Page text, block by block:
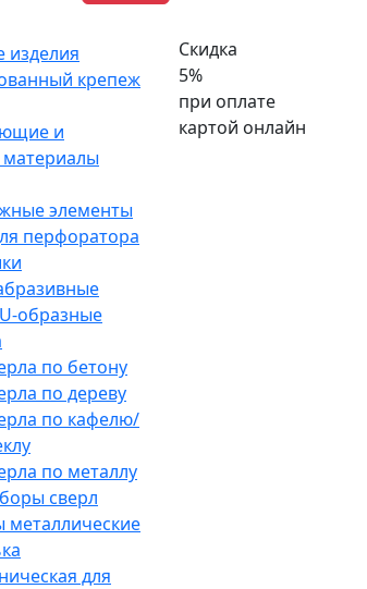
изделия
крепеж
и
элементы
перфоратора
образные
по бетону
по дереву
по кафелю/
по металлу
сверл
металлические
для
Скидка
5%
при оплате
картой онлайн